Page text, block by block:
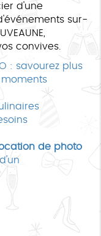
d'une
sur-
convives.
: savourez plus
de photo